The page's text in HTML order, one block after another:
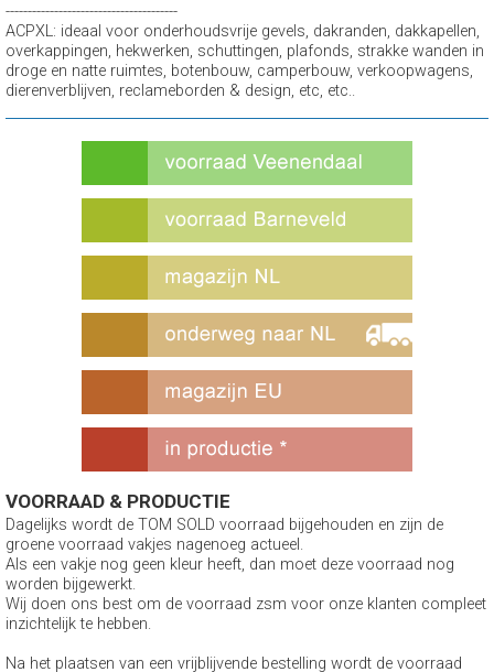
---------------------------------------
ACPXL: ideaal voor onderhoudsvrije gevels, dakranden, dakkapellen,
overkappingen, hekwerken, schuttingen, plafonds, strakke wanden in
droge en natte ruimtes, botenbouw, camperbouw, verkoopwagens,
dierenverblijven, reclameborden & design, etc, etc..
VOORRAAD & PRODUCTIE
Dagelijks wordt de TOM SOLD voorraad bijgehouden en zijn de
groene voorraad vakjes nagenoeg actueel.
Als een vakje nog geen kleur heeft, dan moet deze voorraad nog
worden bijgewerkt.
Wij doen ons best om de voorraad zsm voor onze klanten compleet
inzichtelijk te hebben.
Na het plaatsen van een vrijblijvende bestelling wordt de voorraad